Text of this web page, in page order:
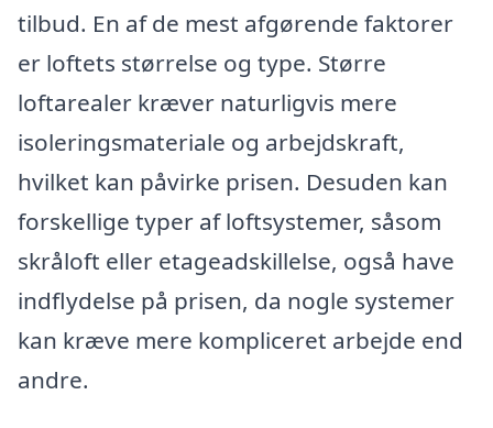
tilbud. En af de mest afgørende faktorer
er loftets størrelse og type. Større
loftarealer kræver naturligvis mere
isoleringsmateriale og arbejdskraft,
hvilket kan påvirke prisen. Desuden kan
forskellige typer af loftsystemer, såsom
skråloft eller etageadskillelse, også have
indflydelse på prisen, da nogle systemer
kan kræve mere kompliceret arbejde end
andre.